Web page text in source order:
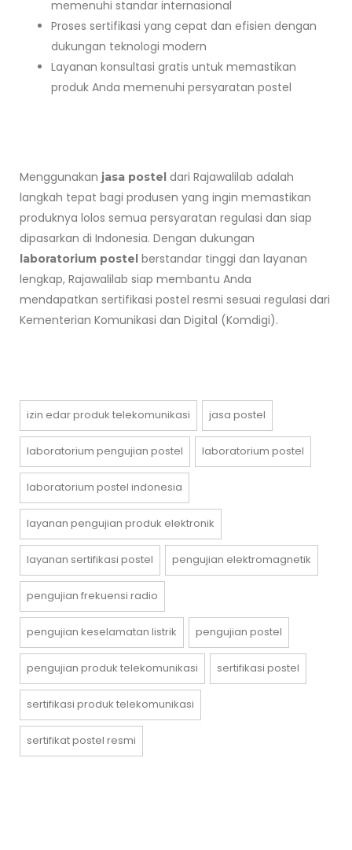
memenuhi standar internasional
Proses sertifikasi yang cepat dan efisien dengan
dukungan teknologi modern
Layanan konsultasi gratis untuk memastikan
produk Anda memenuhi persyaratan postel
Menggunakan jasa postel dari Rajawalilab adalah
langkah tepat bagi produsen yang ingin memastikan
produknya lolos semua persyaratan regulasi dan siap
dipasarkan di Indonesia. Dengan dukungan
laboratorium postel berstandar tinggi dan layanan
lengkap, Rajawalilab siap membantu Anda
mendapatkan sertifikasi postel resmi sesuai regulasi dari
Kementerian Komunikasi dan Digital (Komdigi).
izin edar produk telekomunikasi jasa postel
laboratorium pengujian postel laboratorium postel
laboratorium postel indonesia
layanan pengujian produk elektronik
layanan sertifikasi postel pengujian elektromagnetik
pengujian frekuensi radio
pengujian keselamatan listrik pengujian postel
pengujian produk telekomunikasi sertifikasi postel
sertifikasi produk telekomunikasi
sertifikat postel resmi